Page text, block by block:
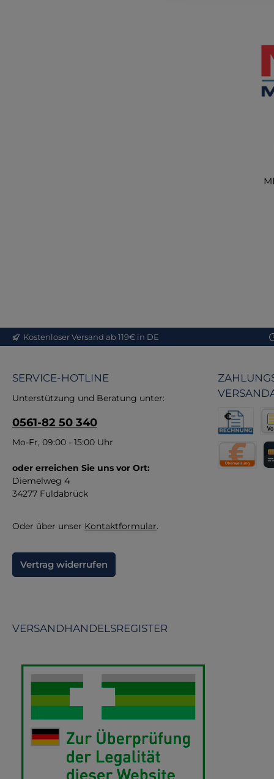
Kostenloser Versand ab 119€ in DE
SERVICE-HOTLINE
Unterstützung und Beratung unter:
0561-82 50 340
Mo-Fr, 09:00 - 15:00 Uhr
oder erreichen Sie uns vor Ort:
Diemelweg 4
34277 Fuldabrück
Oder über unser Kontaktformular.
Vertrag widerrufen
Rechnung
VERSANDHANDELSREGISTER